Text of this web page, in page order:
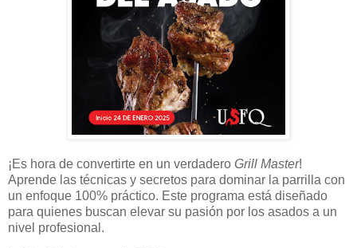
¡Es hora de convertirte en un verdadero Grill Master!
Aprende las técnicas y secretos para dominar la parrilla con
un enfoque 100% práctico. Este programa está diseñado
para quienes buscan elevar su pasión por los asados a un
nivel profesional.